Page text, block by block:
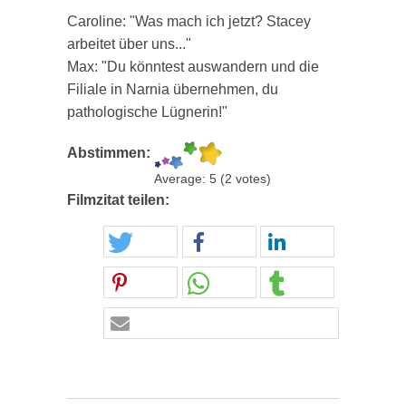
Caroline: "Was mach ich jetzt? Stacey
arbeitet über uns..."
Max: "Du könntest auswandern und die
Filiale in Narnia übernehmen, du
pathologische Lügnerin!"
Abstimmen:
Average: 5 (2 votes)
Filmzitat teilen: